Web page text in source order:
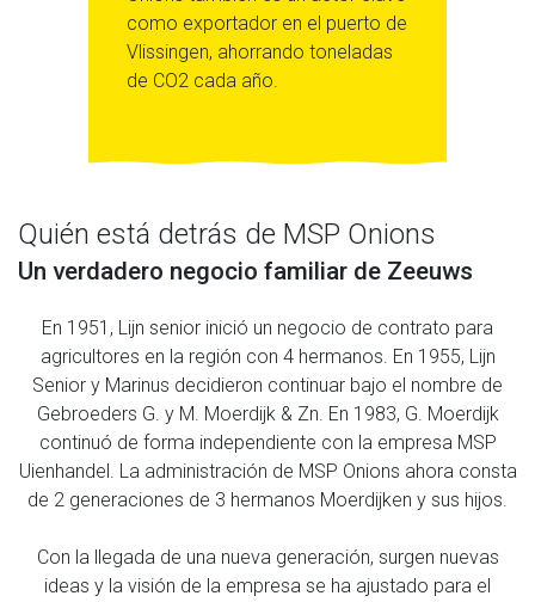
como exportador en el puerto de
Vlissingen, ahorrando toneladas
de CO2 cada año.
Quién está detrás de MSP Onions
Un verdadero negocio familiar de Zeeuws
En 1951, Lijn senior inició un negocio de contrato para
agricultores en la región con 4 hermanos. En 1955, Lijn
Senior y Marinus decidieron continuar bajo el nombre de
Gebroeders G. y M. Moerdijk & Zn. En 1983, G. Moerdijk
continuó de forma independiente con la empresa MSP
Uienhandel. La administración de MSP Onions ahora consta
de 2 generaciones de 3 hermanos Moerdijken y sus hijos.
Con la llegada de una nueva generación, surgen nuevas
ideas y la visión de la empresa se ha ajustado para el